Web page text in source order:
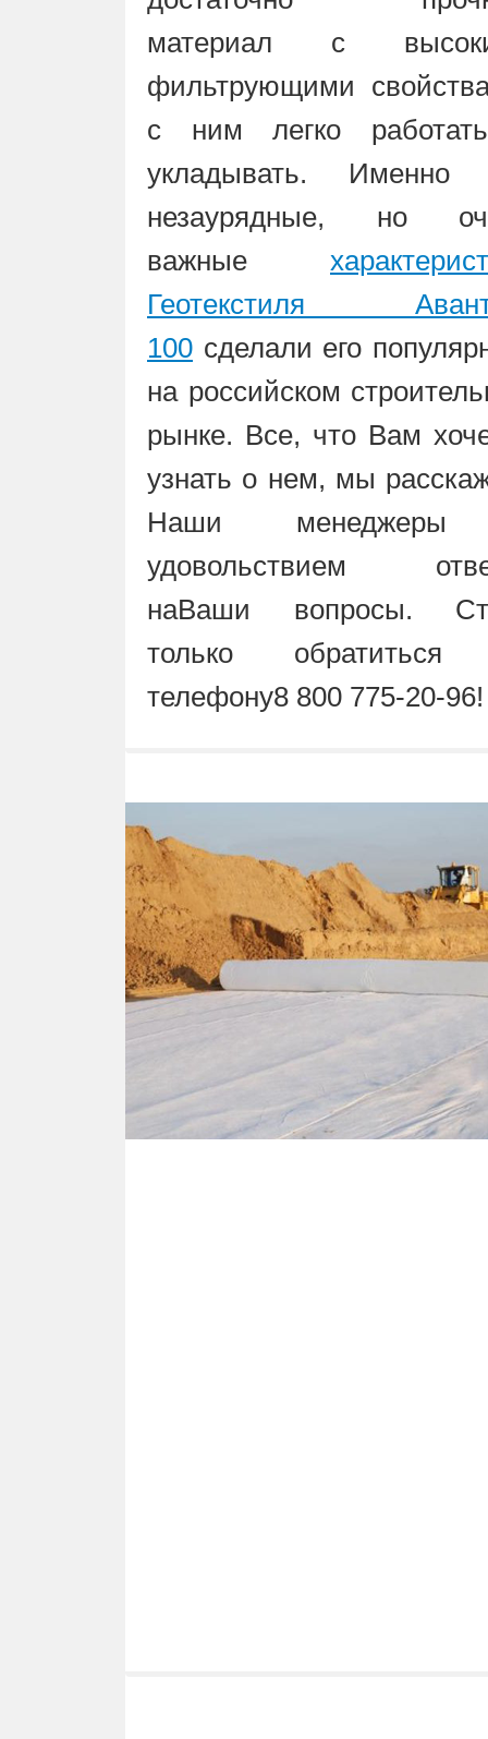
материал с
фильтрующими
с ним легко
укладывать. Именно
незаурядные, но
важные
Геотекстиля
100 сделали его
на российском
рынке. Все, что Вам
узнать о нем, мы
Наши
удовольствием
наВаши вопросы.
только
телефону8 800 775-20-96!